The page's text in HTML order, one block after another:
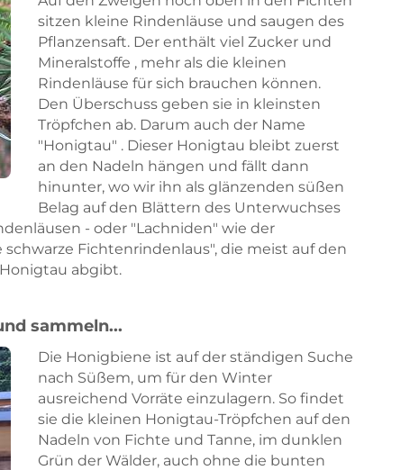
sitzen kleine Rindenläuse und saugen des
Pflanzensaft. Der enthält viel Zucker und
Mineralstoffe , mehr als die kleinen
Rindenläuse für sich brauchen können.
Den Überschuss geben sie in kleinsten
Tröpfchen ab. Darum auch der Name
"Honigtau" . Dieser Honigtau bleibt zuerst
an den Nadeln hängen und fällt dann
hinunter, wo wir ihn als glänzenden süßen
Belag auf den Blättern des Unterwuchses
- oder "Lachniden" wie der
Fichtenrindenlaus", die meist auf den
abgibt.
sammeln...
Die Honigbiene ist auf der ständigen Suche
nach Süßem, um für den Winter
ausreichend Vorräte einzulagern. So findet
sie die kleinen Honigtau-Tröpfchen auf den
Nadeln von Fichte und Tanne, im dunklen
Grün der Wälder, auch ohne die bunten